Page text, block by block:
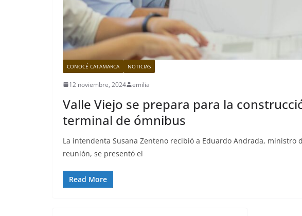
CONOCÉ CATAMARCA NOTICIAS
12 noviembre, 2024 emilia
Valle Viejo se prepara para la
terminal de ómnibus
La intendenta Susana Zenteno recibió a Eduardo Andrada, ministro
reunión, se presentó el
Read More